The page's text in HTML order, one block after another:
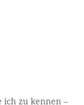
ich zu kennen –